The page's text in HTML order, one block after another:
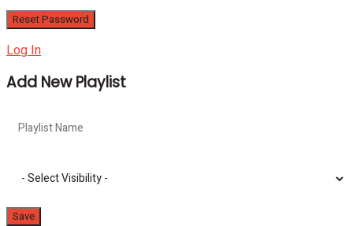
Log In
Add New Playlist